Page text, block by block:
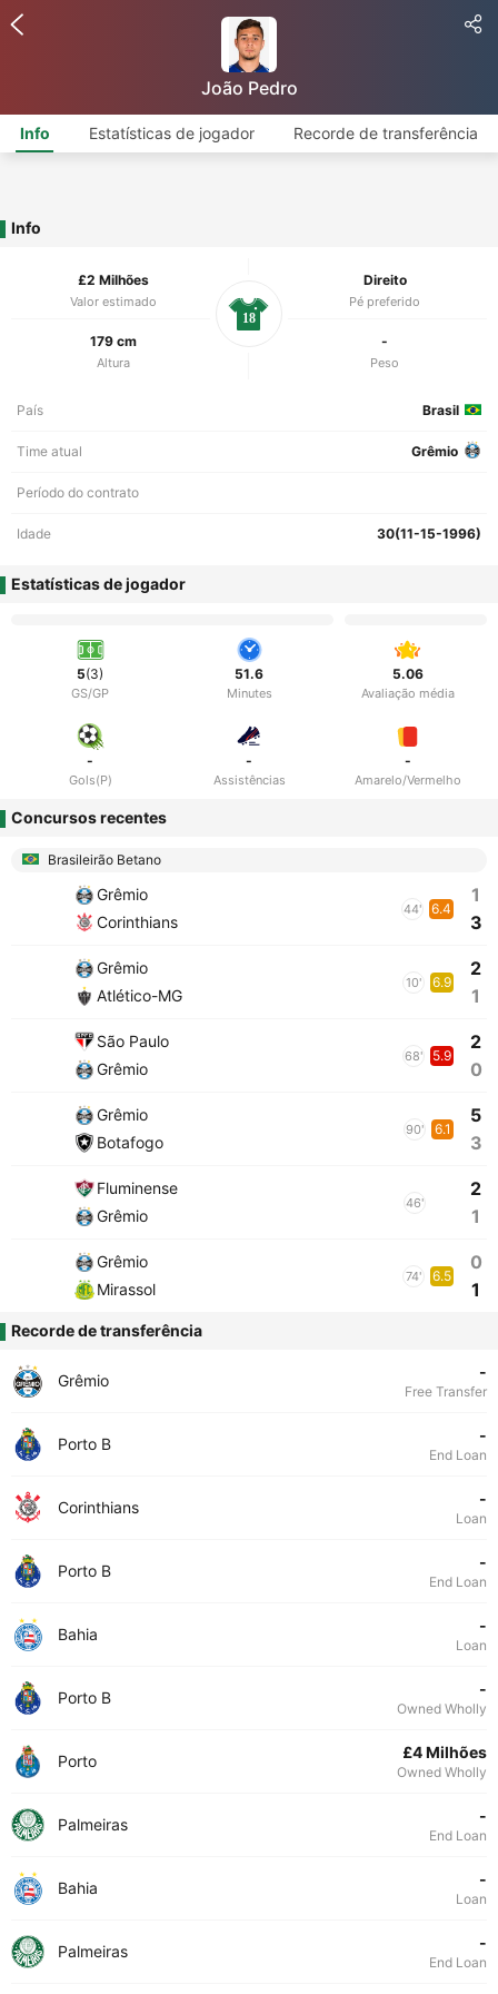
João Pedro
Info Estatísticas de jogador Recorde de transferência
Info
£2 Milhões
Valor estimado
Direito
Pé preferido
179 cm
Altura
-
Peso
18
País Brasil
Time atual Grêmio
Período do contrato
Idade 30(11-15-1996)
Estatísticas de jogador
5(3)
GS/GP
51.6
Minutes
5.06
Avaliação média
-
Gols(P)
-
Assistências
-
Amarelo/Vermelho
Concursos recentes
Brasileirão Betano
Grêmio
Corinthians
44' 6.4
1
3
Grêmio
Atlético-MG
10' 6.9
2
1
São Paulo
Grêmio
68' 5.9
2
0
Grêmio
Botafogo
90' 6.1
5
3
Fluminense
Grêmio
46'
2
1
Grêmio
Mirassol
74' 6.5
0
1
Recorde de transferência
Grêmio -
Free Transfer
Porto B -
End Loan
Corinthians -
Loan
Porto B -
End Loan
Bahia -
Loan
Porto B -
Owned Wholly
Porto £4 Milhões
Owned Wholly
Palmeiras -
End Loan
Bahia -
Loan
Palmeiras -
End Loan